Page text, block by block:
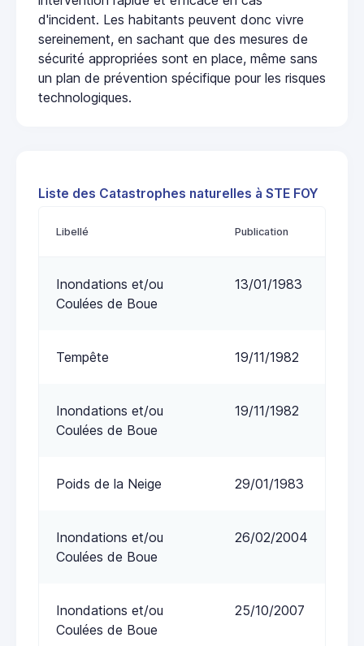
d'incident. Les habitants peuvent donc vivre
sereinement, en sachant que des mesures de
sécurité appropriées sont en place, même sans
un plan de prévention spécifique pour les risques
technologiques.
Liste des Catastrophes naturelles à STE FOY
Libellé Publication
Inondations et/ou
Coulées de Boue
13/01/1983
Tempête 19/11/1982
Inondations et/ou
Coulées de Boue
19/11/1982
Poids de la Neige 29/01/1983
Inondations et/ou
Coulées de Boue
26/02/2004
Inondations et/ou
Coulées de Boue
25/10/2007